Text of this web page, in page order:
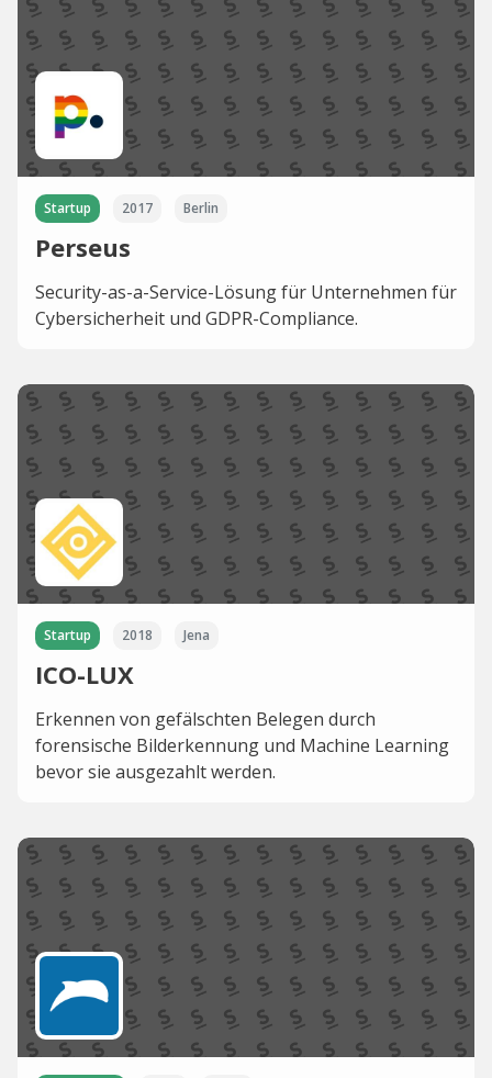
Startup 2017 Berlin
Perseus
Security-as-a-Service-Lösung für Unternehmen für
Cybersicherheit und GDPR-Compliance.
Startup 2018 Jena
ICO-LUX
Erkennen von gefälschten Belegen durch
forensische Bilderkennung und Machine Learning
bevor sie ausgezahlt werden.